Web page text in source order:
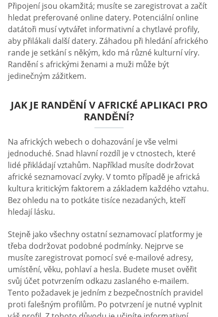
Připojení jsou okamžitá; musíte se zaregistrovat a začít
hledat preferované online datery. Potenciální online
datátoři musí vytvářet informativní a chytlavé profily,
aby přilákali další datery. Záhadou při hledání afrického
rande je setkání s někým, kdo má různé kulturní víry.
Randění s africkými ženami a muži může být
jedinečným zážitkem.
JAK JE RANDĚNÍ V AFRICKÉ APLIKACI PRO
RANDĚNÍ?
Na afrických webech o dohazování je vše velmi
jednoduché. Snad hlavní rozdíl je v ctnostech, které
lidé přikládají vztahům. Například musíte dodržovat
africké seznamovací zvyky. V tomto případě je africká
kultura kritickým faktorem a základem každého vztahu.
Bez ohledu na to potkáte tisíce nezadaných, kteří
hledají lásku.
Stejně jako všechny ostatní seznamovací platformy je
třeba dodržovat podobné podmínky. Nejprve se
musíte zaregistrovat pomocí své e-mailové adresy,
umístění, věku, pohlaví a hesla. Budete muset ověřit
svůj účet potvrzením odkazu zaslaného e-mailem.
Tento požadavek je jedním z bezpečnostních pravidel
proti falešným profilům. Po potvrzení je nutné vyplnit